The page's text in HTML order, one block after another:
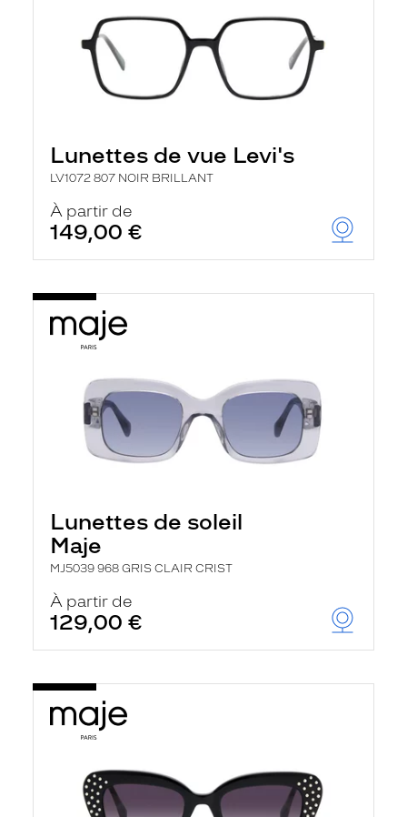
Lunettes de vue Levi's
LV1072 807 NOIR BRILLANT
À partir de
149,00 €
Lunettes de soleil
Maje
MJ5039 968 GRIS CLAIR CRIST
À partir de
129,00 €